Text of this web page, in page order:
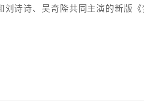
刘诗诗、吴奇隆共同主演的新版